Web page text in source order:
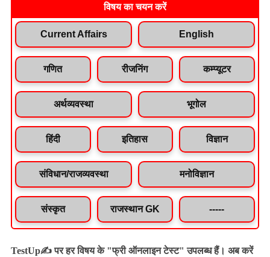
विषय का चयन करें
Current Affairs English
गणित रीजनिंग कम्प्यूटर
अर्थव्यवस्था भूगोल
हिंदी इतिहास विज्ञान
संविधान/राजव्यवस्था मनोविज्ञान
संस्कृत राजस्थान GK -----
TestUp✍️ पर हर विषय के "फ्री ऑनलाइन टेस्ट" उपलब्ध हैं। अब करें